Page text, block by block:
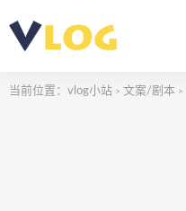
当前位置： vlog小站 > 文案/剧本 >